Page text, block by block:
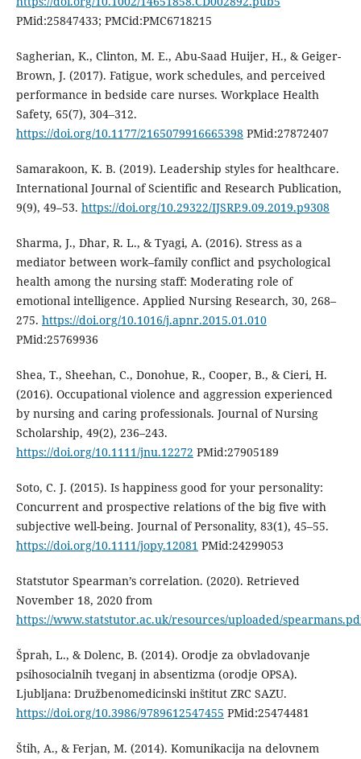
PMid:25847433; PMCid:PMC6718215
Sagherian, K., Clinton, M. E., Abu-Saad Huijer, H., & Geiger-
Brown, J. (2017). Fatigue, work schedules, and perceived
performance in bedside care nurses. Workplace Health
Safety, 65(7), 304–312.
https://doi.org/10.1177/2165079916665398PMid:27872407
Samarakoon, K. B. (2019). Leadership styles for healthcare.
International Journal of Scientific and Research Publication,
9(9), 49–53. https://doi.org/10.29322/IJSRP.9.09.2019.p9308
Sharma, J., Dhar, R. L., & Tyagi, A. (2016). Stress as a
mediator between work–family conflict and psychological
health among the nursing staff: Moderating role of
emotional intelligence. Applied Nursing Research, 30, 268–
275. https://doi.org/10.1016/j.apnr.2015.01.010
PMid:25769936
Shea, T., Sheehan, C., Donohue, R., Cooper, B., & Cieri, H.
(2016). Occupational violence and aggression experienced
by nursing and caring professionals. Journal of Nursing
Scholarship, 49(2), 236–243.
https://doi.org/10.1111/jnu.12272 PMid:27905189
Soto, C. J. (2015). Is happiness good for your personality:
Concurrent and prospective relations of the big five with
subjective well-being. Journal of Personality, 83(1), 45–55.
https://doi.org/10.1111/jopy.12081 PMid:24299053
Statstutor Spearman’s correlation. (2020). Retrieved
November 18, 2020 from
https://www.statstutor.ac.uk/resources/uploaded/
Šprah, L., & Dolenc, B. (2014). Orodje za obvladovanje
psihosocialnih tveganj in absentizma (orodje OPSA).
Ljubljana: Družbenomedicinski inštitut ZRC SAZU.
https://doi.org/10.3986/9789612547455 PMid:25474481
Štih, A., & Ferjan, M. (2014). Komunikacija na delovnem